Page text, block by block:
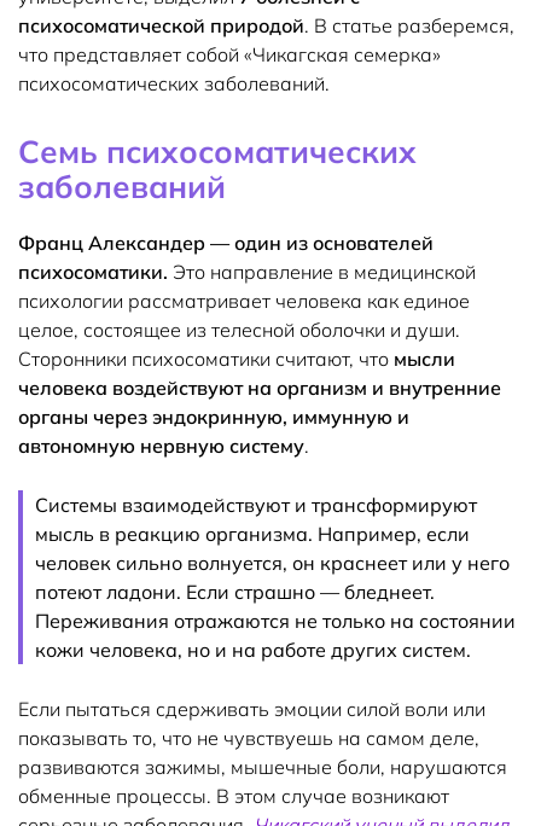
психосоматической природой. В статье разберемся,
что представляет собой «Чикагская семерка»
психосоматических заболеваний.
Семь психосоматических
заболеваний
Франц Александер — один из основателей
психосоматики. Это направление в медицинской
психологии рассматривает человека как единое
целое, состоящее из телесной оболочки и души.
Сторонники психосоматики считают, что мысли
человека воздействуют на организм и внутренние
органы через эндокринную, иммунную и
автономную нервную систему.
Системы взаимодействуют и трансформируют
мысль в реакцию организма. Например, если
человек сильно волнуется, он краснеет или у него
потеют ладони. Если страшно — бледнеет.
Переживания отражаются не только на состоянии
кожи человека, но и на работе других систем.
Если пытаться сдерживать эмоции силой воли или
показывать то, что не чувствуешь на самом деле,
развиваются зажимы, мышечные боли, нарушаются
обменные процессы. В этом случае возникают